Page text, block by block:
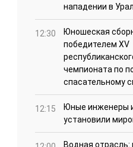
нападении в
12:30
Юношеская
победителем XV
чемпионата по
спасательному
12:15
Юные инженеры
установили
Водная отрасль: